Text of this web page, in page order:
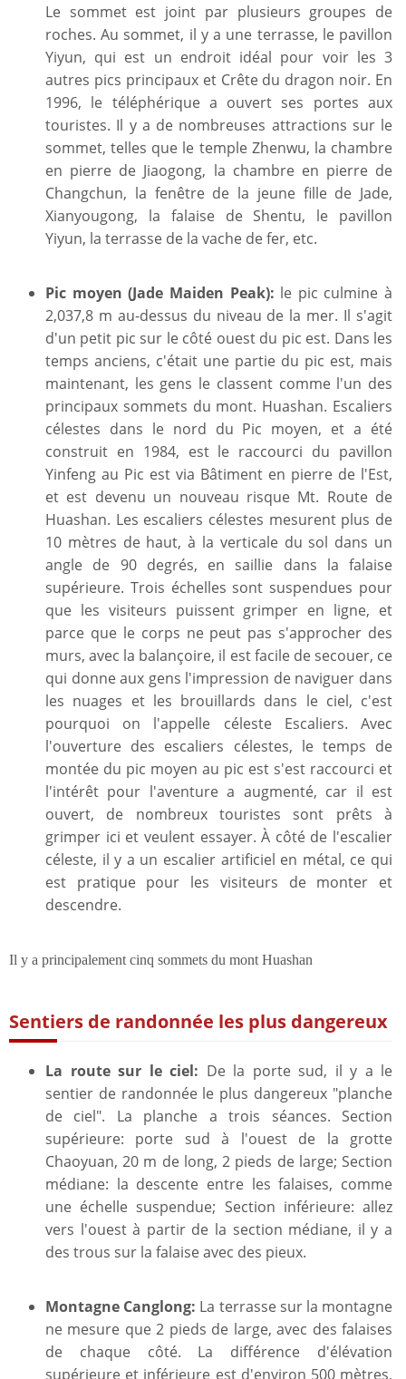
Le sommet est joint par plusieurs groupes de
roches. Au sommet, il y a une terrasse, le pavillon
Yiyun, qui est un endroit idéal pour voir les 3
autres pics principaux et Crête du dragon noir. En
1996, le téléphérique a ouvert ses portes aux
touristes. Il y a de nombreuses attractions sur le
sommet, telles que le temple Zhenwu, la chambre
en pierre de Jiaogong, la chambre en pierre de
Changchun, la fenêtre de la jeune fille de Jade,
Xianyougong, la falaise de Shentu, le pavillon
Yiyun, la terrasse de la vache de fer, etc.
Pic moyen (Jade Maiden Peak): le pic culmine à
2,037,8 m au-dessus du niveau de la mer. Il s'agit
d'un petit pic sur le côté ouest du pic est. Dans les
temps anciens, c'était une partie du pic est, mais
maintenant, les gens le classent comme l'un des
principaux sommets du mont. Huashan. Escaliers
célestes dans le nord du Pic moyen, et a été
construit en 1984, est le raccourci du pavillon
Yinfeng au Pic est via Bâtiment en pierre de l'Est,
et est devenu un nouveau risque Mt. Route de
Huashan. Les escaliers célestes mesurent plus de
10 mètres de haut, à la verticale du sol dans un
angle de 90 degrés, en saillie dans la falaise
supérieure. Trois échelles sont suspendues pour
que les visiteurs puissent grimper en ligne, et
parce que le corps ne peut pas s'approcher des
murs, avec la balançoire, il est facile de secouer, ce
qui donne aux gens l'impression de naviguer dans
les nuages et les brouillards dans le ciel, c'est
pourquoi on l'appelle céleste Escaliers. Avec
l'ouverture des escaliers célestes, le temps de
montée du pic moyen au pic est s'est raccourci et
l'intérêt pour l'aventure a augmenté, car il est
ouvert, de nombreux touristes sont prêts à
grimper ici et veulent essayer. À côté de l'escalier
céleste, il y a un escalier artificiel en métal, ce qui
est pratique pour les visiteurs de monter et
descendre.
Il y a principalement cinq sommets du mont Huashan
Sentiers de randonnée les plus dangereux
La route sur le ciel: De la porte sud, il y a le
sentier de randonnée le plus dangereux "planche
de ciel". La planche a trois séances. Section
supérieure: porte sud à l'ouest de la grotte
Chaoyuan, 20 m de long, 2 pieds de large; Section
médiane: la descente entre les falaises, comme
une échelle suspendue; Section inférieure: allez
vers l'ouest à partir de la section médiane, il y a
des trous sur la falaise avec des pieux.
Montagne Canglong: La terrasse sur la montagne
ne mesure que 2 pieds de large, avec des falaises
de chaque côté. La différence d'élévation
supérieure et inférieure est d'environ 500 mètres,